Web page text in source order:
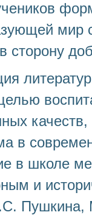
мир
сторону
в
в школе
и